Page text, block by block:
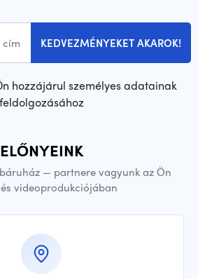
KEDVEZMÉNYEKET AKAROK!
hozzájárul személyes adatainak
feldolgozásához
ELŐNYEINK
— partnere vagyunk az Ön
videoprodukciójában